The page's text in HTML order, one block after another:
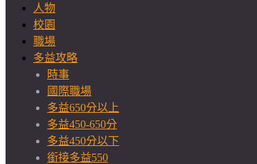
人物
校園
職場
多益攻略
時事
國際職場
多益650分以上
多益450-650分
多益450分以下
銜接多益550